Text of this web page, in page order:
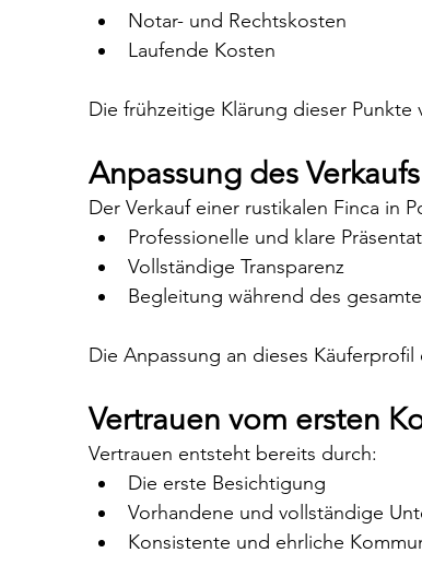
Notar- und Rechtskosten
Laufende Kosten
Die frühzeitige Klärung dieser
Anpassung des
Der Verkauf einer rustikalen Finca in
Professionelle und klare
Vollständige Transparenz
Begleitung während des
Die Anpassung an dieses
Vertrauen vom ersten
Vertrauen entsteht bereits durch:
Die erste Besichtigung
Vorhandene und vollständige
Konsistente und ehrliche